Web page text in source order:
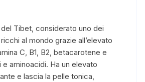
Tibet, considerato uno dei
al mondo grazie all’elevato
C, B1, B2, betacarotene e
e aminoacidi. Ha un elevato
e lascia la pelle tonica,